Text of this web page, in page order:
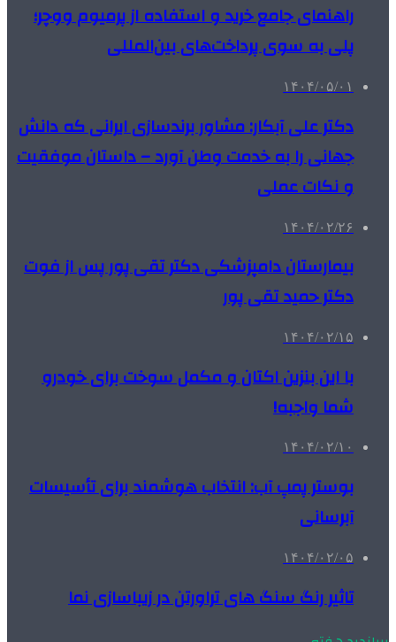
راهنمای جامع خرید و استفاده از پرمیوم ووچر؛
پلی به سوی پرداخت‌های بین‌المللی
۱۴۰۴/۰۵/۰۱
دکتر علی آبکار: مشاور برندسازی ایرانی که دانش
جهانی را به خدمت وطن آورد – داستان موفقیت
و نکات عملی
۱۴۰۴/۰۲/۲۶
بیمارستان دامپزشکی دکتر تقی پور پس از فوت
دکتر حمید تقی پور
۱۴۰۴/۰۲/۱۵
با این بنزین اکتان و مکمل سوخت برای خودرو
شما واجبه!
۱۴۰۴/۰۲/۱۰
بوستر پمپ آب: انتخاب هوشمند برای تأسیسات
آبرسانی
۱۴۰۴/۰۲/۰۵
تاثیر رنگ سنگ های تراورتن در زیباسازی نما